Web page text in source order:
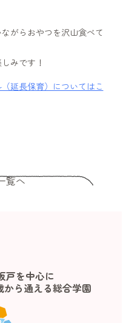
がらおやつを沢山食べて
みです！
延長保育）についてはこ
覧へ
戸を中心に
ら通える総合学園